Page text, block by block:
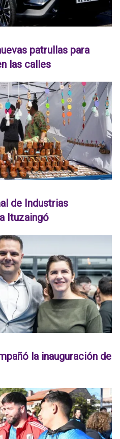
patrullas para
las calles
de Industrias
Ituzaingó
la inauguración de